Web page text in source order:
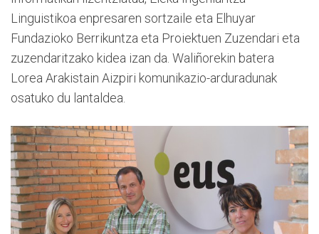
Linguistikoa enpresaren sortzaile eta Elhuyar
Fundazioko Berrikuntza eta Proiektuen Zuzendari eta
zuzendaritzako kidea izan da. Waliñorekin batera
Lorea Arakistain Aizpiri komunikazio-arduradunak
osatuko du lantaldea.